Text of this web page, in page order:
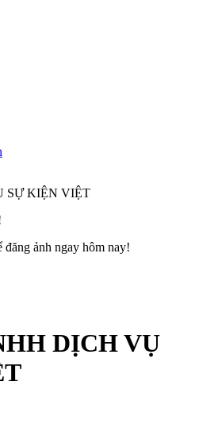
SỰ KIỆN VIỆT
đăng ảnh ngay hôm nay!
DỊCH VỤ